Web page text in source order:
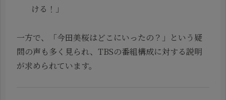
ける！」
一方で、「今田美桜はどこにいったの？」という疑
問の声も多く見られ、TBSの番組構成に対する説明
が求められています。